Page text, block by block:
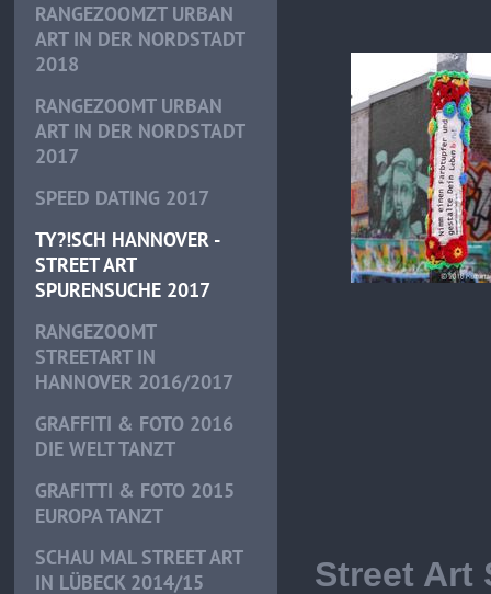
RANGEZOOMZT URBAN
ART IN DER NORDSTADT
2018
RANGEZOOMT URBAN
ART IN DER NORDSTADT
2017
SPEED DATING 2017
TY?!SCH HANNOVER -
STREET ART
SPURENSUCHE 2017
RANGEZOOMT
STREETART IN
HANNOVER 2016/2017
GRAFFITI & FOTO 2016
DIE WELT TANZT
GRAFITTI & FOTO 2015
EUROPA TANZT
SCHAU MAL STREET ART
IN LÜBECK 2014/15
Street Art